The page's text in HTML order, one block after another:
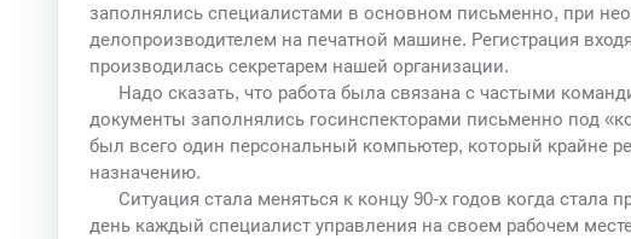
заполнялись специалистами в основном письменно, при
делопроизводителем на печатной машине. Регистрация
производилась секретарем нашей организации.
Надо сказать, что работа была связана с частыми
документы заполнялись госинспекторами письменно под
был всего один персональный компьютер, который крайне
назначению.
Ситуация стала меняться к концу 90-х годов когда стала
день каждый специалист управления на своем рабочем